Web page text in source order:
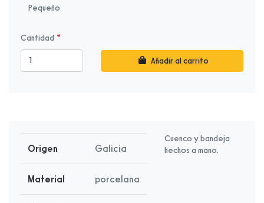
Pequeño
Cantidad
Añadir al carrito
Origen Galicia
Material porcelana
Cuenco y bandeja
hechos a mano.